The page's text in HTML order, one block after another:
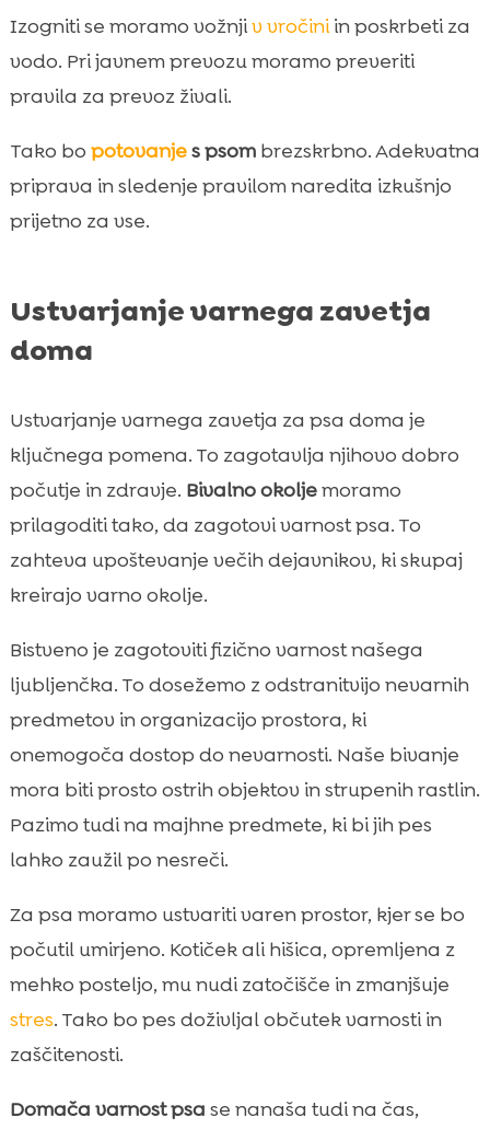
Izogniti se moramo vožnjiv vročiniin poskrbeti za
vodo. Pri javnem prevozu moramo preveriti
pravila za prevoz živali.
Tako bo potovanjes psombrezskrbno. Adekvatna
priprava in sledenje pravilom naredita izkušnjo
prijetno za vse.
Ustvarjanje varnega zavetja
doma
Ustvarjanje varnega zavetja za psa doma je
ključnega pomena. To zagotavlja njihovo dobro
počutje in zdravje. Bivalno okoljemoramo
prilagoditi tako, da zagotovi varnost psa. To
zahteva upoštevanje večih dejavnikov, ki skupaj
kreirajo varno okolje.
Bistveno je zagotoviti fizično varnost našega
ljubljenčka. To dosežemo z odstranitvijo nevarnih
predmetov in organizacijo prostora, ki
onemogoča dostop do nevarnosti. Naše bivanje
mora biti prosto ostrih objektov in strupenih rastlin.
Pazimo tudi na majhne predmete, ki bi jih pes
lahko zaužil po nesreči.
Za psa moramo ustvariti varen prostor, kjer se bo
počutil umirjeno. Kotiček ali hišica, opremljena z
mehko posteljo, mu nudi zatočišče in zmanjšuje
stres. Tako bo pes doživljal občutek varnosti in
zaščitenosti.
Domača varnost psa se nanaša tudi na čas,